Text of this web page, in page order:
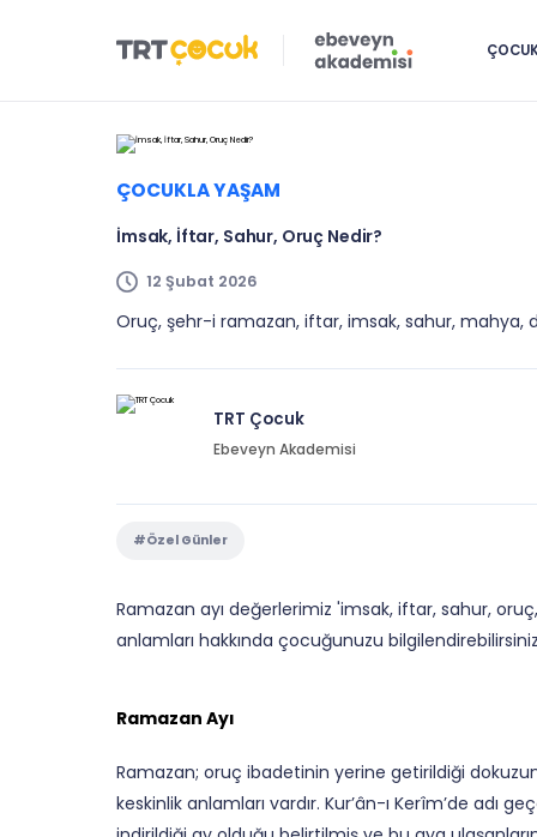
ÇOCUKLA YAŞAM
İmsak, İftar, Sahur, Oruç Nedir?
12 Şubat 2026
Oruç, şehr-i ramazan, iftar, imsak, sahur, mahya,
TRT Çocuk
Ebeveyn Akademisi
#Özel Günler
Ramazan ayı değerlerimiz 'imsak, iftar, sahur,
anlamları hakkında çocuğunuzu
Ramazan Ayı
Ramazan; oruç ibadetinin yerine getirildiği
keskinlik anlamları vardır. Kur’ân-ı Kerîm’de adı